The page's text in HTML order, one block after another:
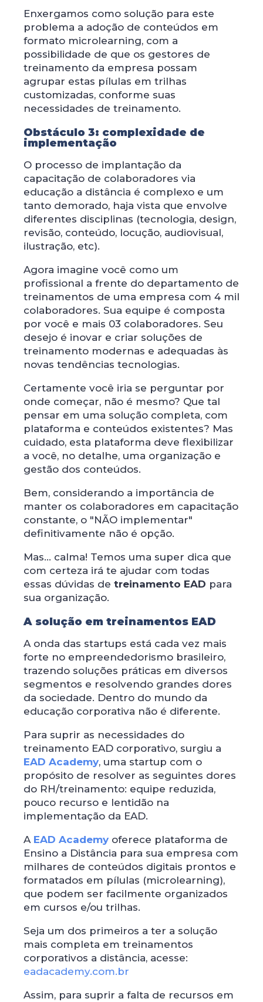
Enxergamos como solução para este
problema a adoção de conteúdos em
formato microlearning, com a
possibilidade de que os gestores de
treinamento da empresa possam
agrupar estas pílulas em trilhas
customizadas, conforme suas
necessidades de treinamento.
Obstáculo 3: complexidade de
implementação
O processo de implantação da
capacitação de colaboradores via
educação a distância é complexo e um
tanto demorado, haja vista que envolve
diferentes disciplinas (tecnologia, design,
revisão, conteúdo, locução, audiovisual,
ilustração, etc).
Agora imagine você como um
profissional a frente do departamento de
treinamentos de uma empresa com 4 mil
colaboradores. Sua equipe é composta
por você e mais 03 colaboradores. Seu
desejo é inovar e criar soluções de
treinamento modernas e adequadas às
novas tendências tecnologias.
Certamente você iria se perguntar por
onde começar, não é mesmo? Que tal
pensar em uma solução completa, com
plataforma e conteúdos existentes? Mas
cuidado, esta plataforma deve flexibilizar
a você, no detalhe, uma organização e
gestão dos conteúdos.
Bem, considerando a importância de
manter os colaboradores em capacitação
constante, o "NÃO implementar"
definitivamente não é opção.
Mas… calma! Temos uma super dica que
com certeza irá te ajudar com todas
essas dúvidas de treinamento EAD para
sua organização.
A solução em treinamentos EAD
A onda das startups está cada vez mais
forte no empreendedorismo brasileiro,
trazendo soluções práticas em diversos
segmentos e resolvendo grandes dores
da sociedade. Dentro do mundo da
educação corporativa não é diferente.
Para suprir as necessidades do
treinamento EAD corporativo, surgiu a
EAD Academy, uma startup com o
propósito de resolver as seguintes dores
do RH/treinamento: equipe reduzida,
pouco recurso e lentidão na
implementação da EAD.
A EAD Academy oferece plataforma de
Ensino a Distância para sua empresa com
milhares de conteúdos digitais prontos e
formatados em pílulas (microlearning),
que podem ser facilmente organizados
em cursos e/ou trilhas.
Seja um dos primeiros a ter a solução
mais completa em treinamentos
corporativos a distância, acesse:
eadacademy.com.br
Assim, para suprir a falta de recursos em